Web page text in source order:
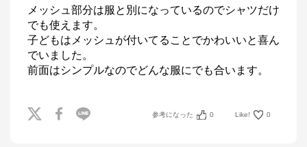
メッシュ部分は服と別になっているのでシャツだけ
でも使えます。
子どもはメッシュが付いてることでかわいいと喜ん
でいました。
前面はシンプルなのでどんな服にでも合います。
参考になった 0 Like! 0